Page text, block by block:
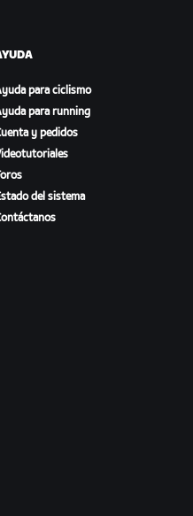
para ciclismo
para running
y pedidos
del sistema